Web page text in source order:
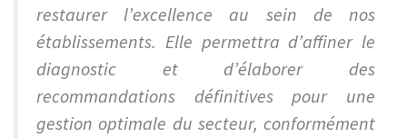
restaurer l’excellence au sein de nos
établissements. Elle permettra d’affiner le
diagnostic et d’élaborer des
recommandations définitives pour une
gestion optimale du secteur, conformément